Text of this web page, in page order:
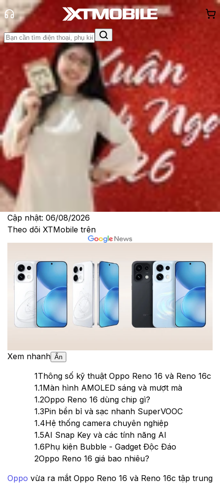
Trang chủ
Tin tức
Tin Mới
Tin MớiĐánh Giá - Trên Tay So SánhTư vấnKhuyến
mãi
Thủ thuậtHỏi đáp App - GameThông báoKhách
hàng - Sự kiện
Oppo Reno 16 ra mắt: Điện thoại AI
với camera mạnh mẽ và pin bền bỉ
Lê Thị Huỳnh Như
Ngày đăng:
02/07/2026
Cập nhật: 06/08/2026
Theo dõi XTMobile trên
Xem nhanh Ẩn
1Thông số kỹ thuật Oppo Reno 16 và Reno 16c
1.1Màn hình AMOLED sáng và mượt mà
1.2Oppo Reno 16 dùng chip gì?
1.3Pin bền bỉ và sạc nhanh SuperVOOC
1.4Hệ thống camera chuyên nghiệp
1.5AI Snap Key và các tính năng AI
1.6Phụ kiện Bubble - Gadget Độc Đáo
2Oppo Reno 16 giá bao nhiêu?
Oppo vừa ra mắt Oppo Reno 16 và Reno 16c tập trung